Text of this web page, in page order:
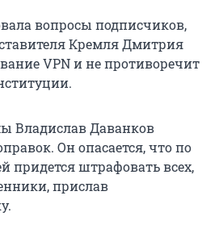
вопросы подписчиков,
Кремля Дмитрия
VPN и не противоречит
Владислав Даванков
Он опасается, что по
придется штрафовать всех,
прислав